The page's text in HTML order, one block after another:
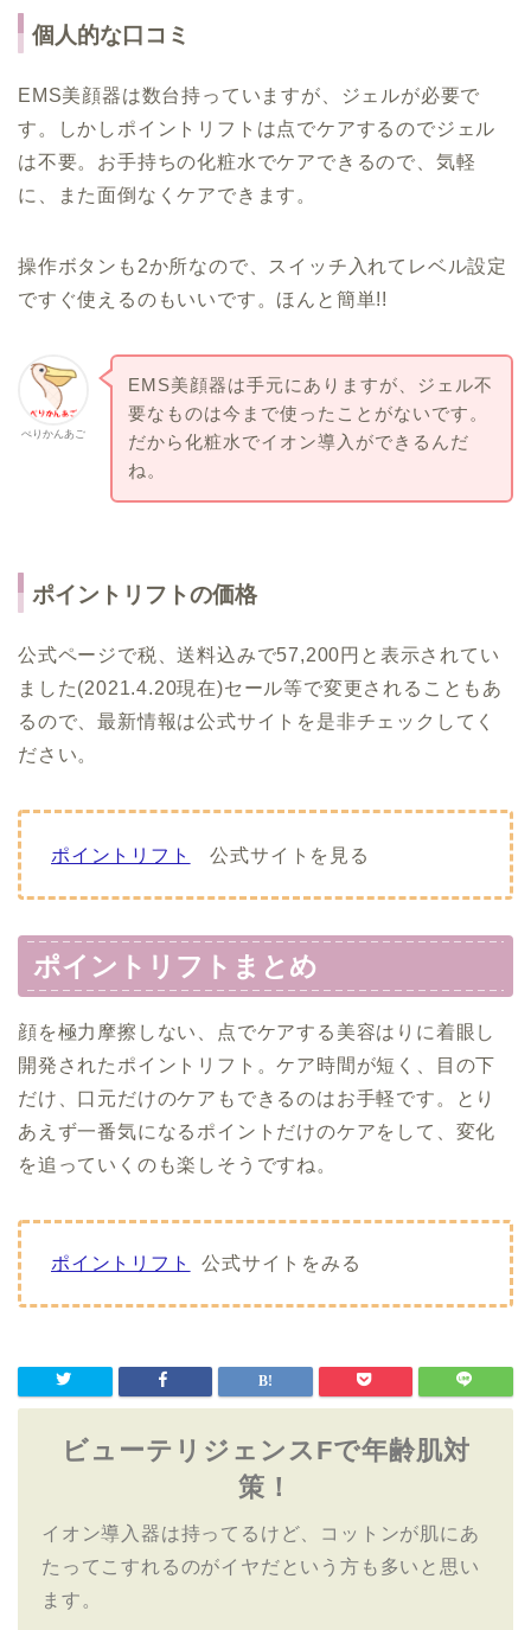
個人的な口コミ
EMS美顔器は数台持っていますが、ジェルが必要で
す。しかしポイントリフトは点でケアするのでジェル
は不要。お手持ちの化粧水でケアできるので、気軽
に、また面倒なくケアできます。
操作ボタンも2か所なので、スイッチ入れてレベル設定
ですぐ使えるのもいいです。ほんと簡単!!
ぺりかんあご
EMS美顔器は手元にありますが、ジェル不
要なものは今まで使ったことがないです。
だから化粧水でイオン導入ができるんだ
ね。
ポイントリフトの価格
公式ページで税、送料込みで57,200円と表示されてい
ました(2021.4.20現在)セール等で変更されることもあ
るので、最新情報は公式サイトを是非チェックしてく
ださい。
ポイントリフト 公式サイトを見る
ポイントリフトまとめ
顔を極力摩擦しない、点でケアする美容はりに着眼し
開発されたポイントリフト。ケア時間が短く、目の下
だけ、口元だけのケアもできるのはお手軽です。とり
あえず一番気になるポイントだけのケアをして、変化
を追っていくのも楽しそうですね。
ポイントリフト 公式サイトをみる
ビューテリジェンスFで年齢肌対
策！
イオン導入器は持ってるけど、コットンが肌にあ
たってこすれるのがイヤだという方も多いと思い
ます。